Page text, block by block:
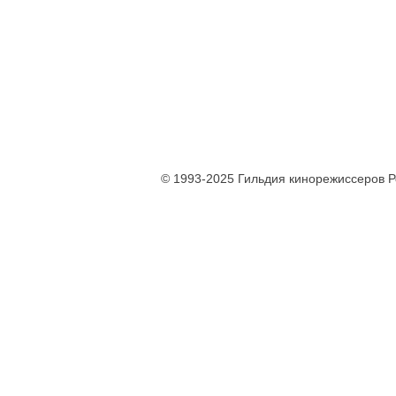
© 1993-2025 Гильдия кинорежиссеров